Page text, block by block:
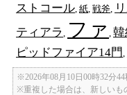
ストコール 紙 戦斧
ティアラ ファ
ピッドファイア14門
※2026年08月10日00時32分
※重複した場合は、新しいも